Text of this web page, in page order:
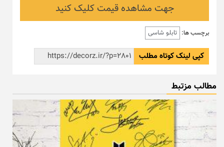
جهت مشاهده قیمت کلیک کنید
برچسب ها: تابلو شاسی
کپی لینک کوتاه مطلب
مطالب مزتبط